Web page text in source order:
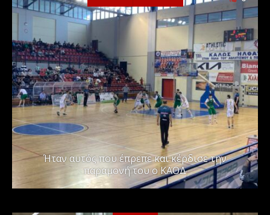
Ήταν αυτός που έπρεπε και κέρδισε την
παραμονή του ο ΚΑΟΔ